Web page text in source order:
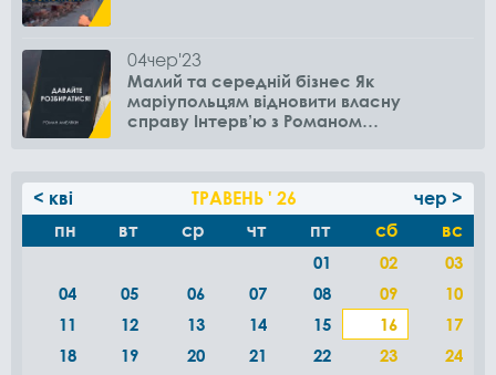
04чер'23
Малий та середній бізнес Як
маріупольцям відновити власну
справу Інтерв’ю з Романом
< кві ТРАВЕНЬ ' 26
чер >
пн
вт ср чт пт сб вс
01 02
03
04
05 06 07 08 09
10
11
12 13 14 15 16
17
18
19 20 21 22 23
24